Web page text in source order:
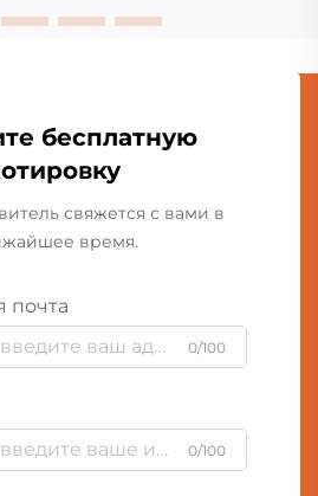
бесплатную
свяжется с вами в
время.
почта
0/100
0/100